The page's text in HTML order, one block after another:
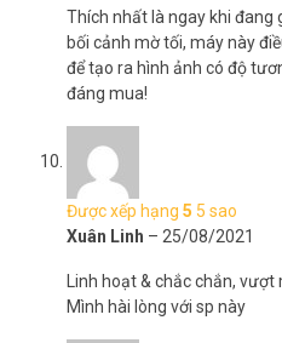
Thích nhất là ngay khi đang
bối cảnh mờ tối, máy này
để tạo ra hình ảnh có độ
đáng mua!
Được xếp hạng 5 5 sao
Xuân Linh – 25/08/2021
Linh hoạt & chắc chắn,
Mình hài lòng với sp này